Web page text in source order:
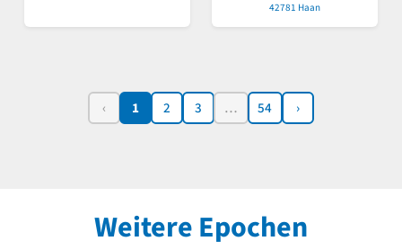
42781 Haan
‹ 1 2 3 … 54 ›
Weitere Epochen